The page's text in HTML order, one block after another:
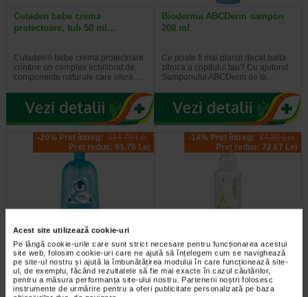
Acest site utilizează cookie-uri
Pe lângă cookie-urile care sunt strict necesare pentru funcționarea acestui
site web, folosim cookie-uri care ne ajută să înțelegem cum se navighează
pe site-ul nostru și ajută la îmbunătățirea modului în care funcționează site-
ul, de exemplu, făcând rezultatele să fie mai exacte în cazul căutărilor,
pentru a măsura performanța site-ului nostru. Partenerii noștri folosesc
instrumente de urmărire pentru a oferi publicitate personalizată pe baza
Cutaden bebe crema
protectoare, tub 50 ml…
Cutaden® bebe crema protectoare
contine un complex echilibrat de
componente naturale care ofera…
Bioderma ABCDerm sampon
200 ml
Ce poate fi mai placut decat baita
zilnica a copilului tau? Cu ajutorul
Samponului ABCDerm de la…
-20% Preț întreg: 114.70 Lei
Preț redus: 91.76 Lei
ABCDerm Gel spumant, 1l,
Bioderma
Gelul spumant ABCDerm de la
-14% Preț întreg: 84,80 Lei
Preț redus: 72.67 Lei
Ducray Aderma cytelium spray
100ml
Aderma Cytelium spray este un